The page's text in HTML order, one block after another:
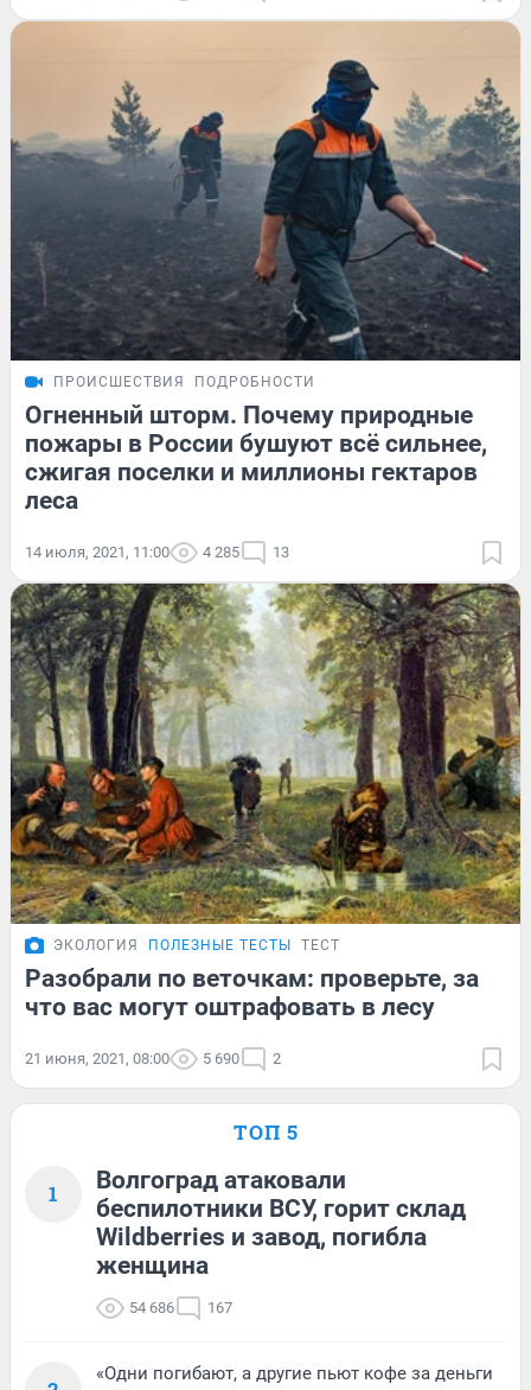
ПРОИСШЕСТВИЯ ПОДРОБНОСТИ
Огненный шторм. Почему природные
пожары в России бушуют всё сильнее,
сжигая поселки и миллионы гектаров
леса
14 июля, 2021, 11:00 4 285 13
ЭКОЛОГИЯ ПОЛЕЗНЫЕ ТЕСТЫ ТЕСТ
Разобрали по веточкам: проверьте, за
что вас могут оштрафовать в лесу
21 июня, 2021, 08:00 5 690 2
ТОП 5
1
Волгоград атаковали
беспилотники ВСУ, горит склад
Wildberries и завод, погибла
женщина
54 686 167
«Одни погибают, а другие пьют кофе за деньги